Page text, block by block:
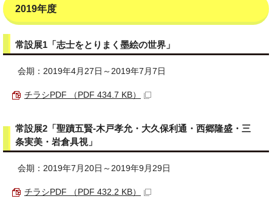
2019年度
常設展1「志士をとりまく墨絵の世界」
会期：2019年4月27日～2019年7月7日
チラシPDF （PDF 434.7 KB）
常設展2「聖蹟五賢‐木戸孝允・大久保利通・西郷隆盛・三
条実美・岩倉具視」
会期：2019年7月20日～2019年9月29日
チラシPDF （PDF 432.2 KB）